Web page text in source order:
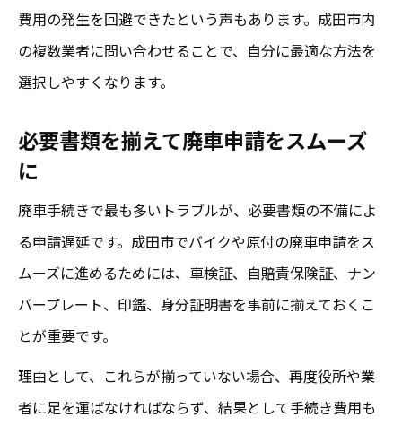
費用の発生を回避できたという声もあります。成田市内
の複数業者に問い合わせることで、自分に最適な方法を
選択しやすくなります。
必要書類を揃えて廃車申請をスムーズ
に
廃車手続きで最も多いトラブルが、必要書類の不備によ
る申請遅延です。成田市でバイクや原付の廃車申請をス
ムーズに進めるためには、車検証、自賠責保険証、ナン
バープレート、印鑑、身分証明書を事前に揃えておくこ
とが重要です。
理由として、これらが揃っていない場合、再度役所や業
者に足を運ばなければならず、結果として手続き費用も